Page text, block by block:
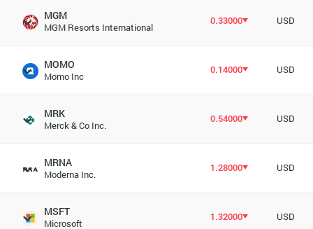
MGM
MGM Resorts International
0.33000 USD
MOMO
Momo Inc
0.14000 USD
MRK
Merck & Co Inc.
0.54000 USD
MRNA
Moderna Inc.
1.28000 USD
MSFT
Microsoft
1.32000 USD